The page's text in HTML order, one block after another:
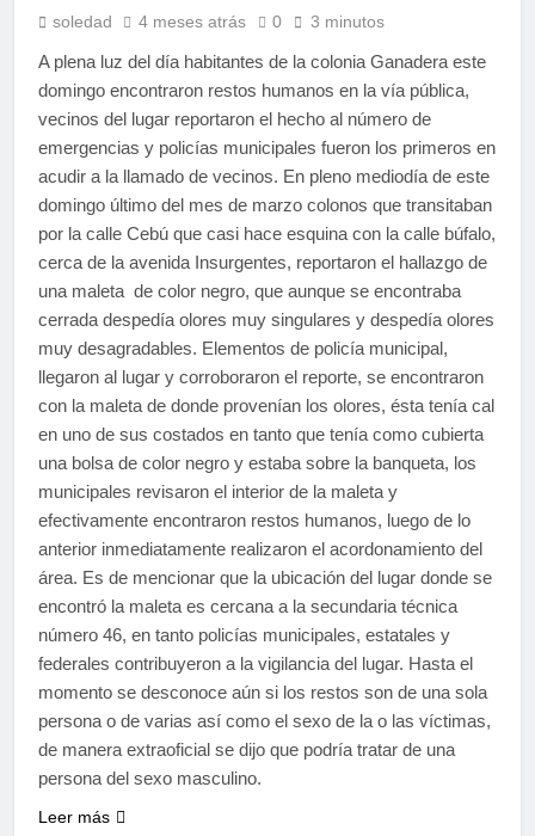
soledad 4 meses atrás 0 3 minutos
A plena luz del día habitantes de la colonia Ganadera este
domingo encontraron restos humanos en la vía pública,
vecinos del lugar reportaron el hecho al número de
emergencias y policías municipales fueron los primeros en
acudir a la llamado de vecinos. En pleno mediodía de este
domingo último del mes de marzo colonos que transitaban
por la calle Cebú que casi hace esquina con la calle búfalo,
cerca de la avenida Insurgentes, reportaron el hallazgo de
una maleta de color negro, que aunque se encontraba
cerrada despedía olores muy singulares y despedía olores
muy desagradables. Elementos de policía municipal,
llegaron al lugar y corroboraron el reporte, se encontraron
con la maleta de donde provenían los olores, ésta tenía cal
en uno de sus costados en tanto que tenía como cubierta
una bolsa de color negro y estaba sobre la banqueta, los
municipales revisaron el interior de la maleta y
efectivamente encontraron restos humanos, luego de lo
anterior inmediatamente realizaron el acordonamiento del
área. Es de mencionar que la ubicación del lugar donde se
encontró la maleta es cercana a la secundaria técnica
número 46, en tanto policías municipales, estatales y
federales contribuyeron a la vigilancia del lugar. Hasta el
momento se desconoce aún si los restos son de una sola
persona o de varias así como el sexo de la o las víctimas,
de manera extraoficial se dijo que podría tratar de una
persona del sexo masculino.
Leer más